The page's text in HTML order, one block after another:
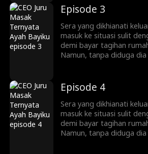
direncanakan. Sera yang
putranya setelah dikirim
enam tahun pun
akhirnya
Malik. Akankah Malik
sebagai wanita yang
Episode 3
Sera yang dikhianati
masuk ke situasi sulit
demi bayar tagihan
Namun, tanpa diduga
direncanakan. Sera yang
putranya setelah dikirim
enam tahun pun
akhirnya
Malik. Akankah Malik
sebagai wanita yang
Episode 4
Sera yang dikhianati
masuk ke situasi sulit
demi bayar tagihan
Namun, tanpa diduga